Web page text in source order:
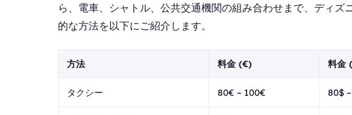
ら、電車、シャトル、公共交通機関の組み合わせまで、ディズ
的な方法を以下にご紹介します。
方法 料金 (€) 料金
タクシー 80€ – 100€ 80$